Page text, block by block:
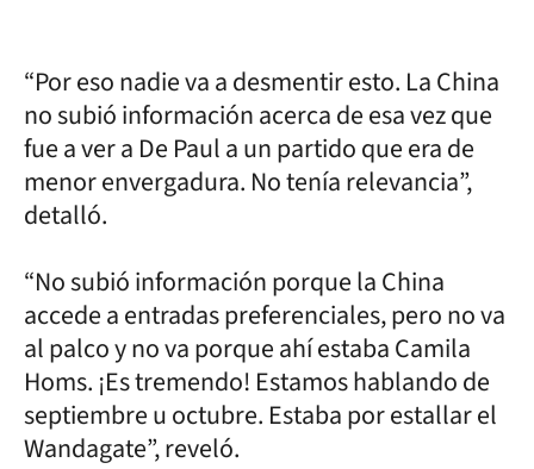
“Por eso nadie va a desmentir esto. La China
no subió información acerca de esa vez que
fue a ver a De Paul a un partido que era de
menor envergadura. No tenía relevancia”,
detalló.
“No subió información porque la China
accede a entradas preferenciales, pero no va
al palco y no va porque ahí estaba Camila
Homs. ¡Es tremendo! Estamos hablando de
septiembre u octubre. Estaba por estallar el
Wandagate”, reveló.